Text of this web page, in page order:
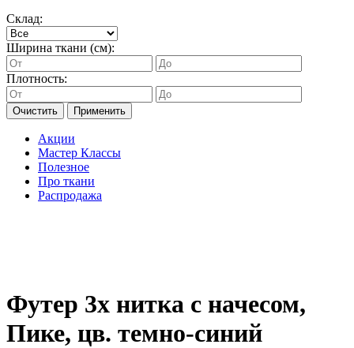
Склад:
Ширина ткани (см):
Плотность:
Очистить Применить
Акции
Мастер Классы
Полезное
Про ткани
Распродажа
Футер 3х нитка с начесом,
Пике, цв. темно-синий